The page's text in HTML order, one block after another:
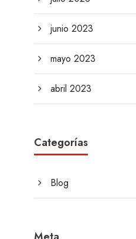
junio 2023
mayo 2023
abril 2023
Categorías
Blog